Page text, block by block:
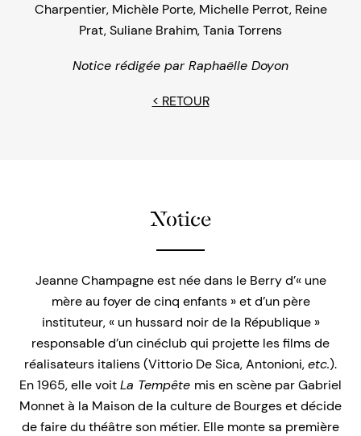
Charpentier, Michèle Porte, Michelle Perrot, Reine
Prat,Suliane Brahim,Tania Torrens
Notice rédigée par Raphaëlle Doyon
< RETOUR
Notice
Jeanne Champagne est née dans le Berry d’« une
mère au foyer de cinq enfants » et d’un père
instituteur, « un hussard noir de la République »
responsable d’un cinéclub qui projette les films de
réalisateurs italiens (Vittorio De Sica, Antonioni,etc.).
En 1965, elle voitLa Tempête mis en scène par Gabriel
Monnet à la Maison de la culture de Bourges et décide
de faire du théâtre son métier. Elle monte sa première